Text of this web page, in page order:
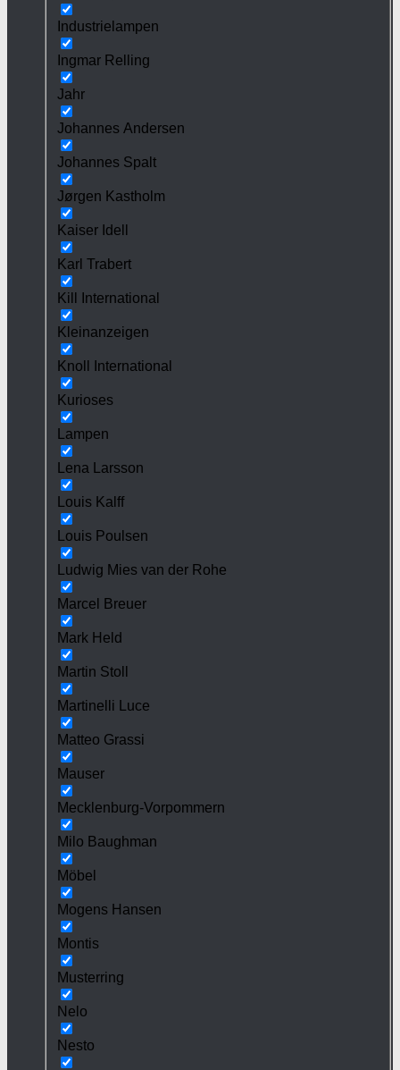
Industrielampen
Ingmar Relling
Jahr
Johannes Andersen
Johannes Spalt
Jørgen Kastholm
Kaiser Idell
Karl Trabert
Kill International
Kleinanzeigen
Knoll International
Kurioses
Lampen
Lena Larsson
Louis Kalff
Louis Poulsen
Ludwig Mies van der Rohe
Marcel Breuer
Mark Held
Martin Stoll
Martinelli Luce
Matteo Grassi
Mauser
Mecklenburg-Vorpommern
Milo Baughman
Möbel
Mogens Hansen
Montis
Musterring
Nelo
Nesto